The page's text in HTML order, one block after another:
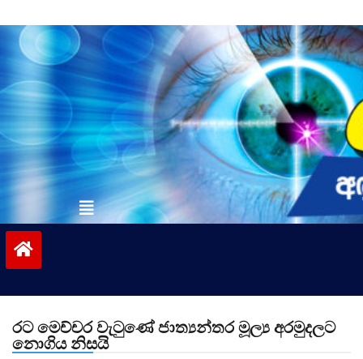
to
contentvinivida.lk
රට මෙච්චර වැටුණේ ජාත්‍යන්තර මූල්‍ය අරමුදලට
නොගිය නිසයි